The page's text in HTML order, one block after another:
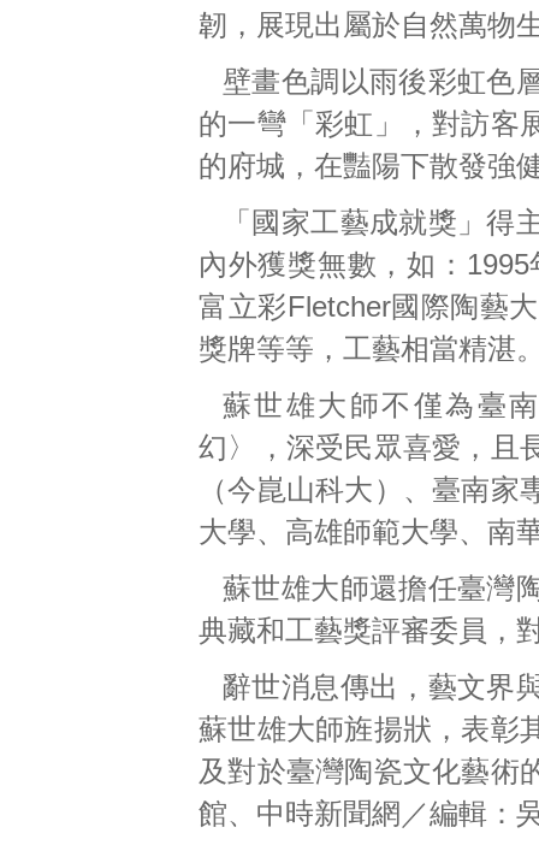
韌，展現出屬於自然萬物
壁畫色調以雨後彩虹色
的一彎「彩虹」，對訪客
的府城，在豔陽下散發強
「國家工藝成就獎」
內外獲獎無數，如：
富立彩Fletcher國際陶藝
獎牌等等，工藝相當精湛
蘇世雄大師不僅為臺
幻〉，深受民眾喜愛，且
（今崑山科大）、臺南
大學、高雄師範大學、南
蘇世雄大師還擔任臺灣
典藏和工藝獎評審委員，
辭世消息傳出，藝文界
蘇世雄大師旌揚狀，表彰
及對於臺灣陶瓷文化藝術
館、中時新聞網／編輯：